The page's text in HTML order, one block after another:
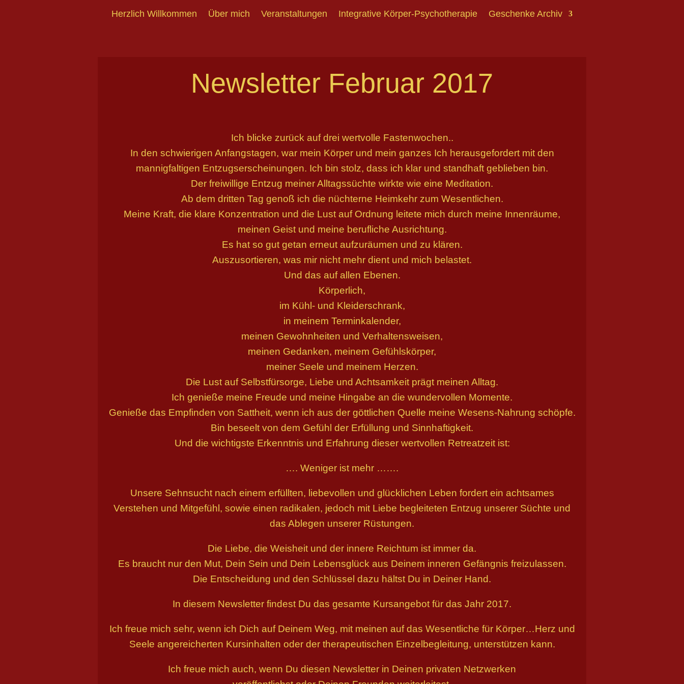
Herzlich Willkommen Über mich Veranstaltungen Integrative Körper-Psychotherapie Geschenke Archiv
Newsletter Februar 2017
Ich blicke zurück auf drei wertvolle Fastenwochen..
In den schwierigen Anfangstagen, war mein Körper und mein ganzes Ich herausgefordert mit den
mannigfaltigen Entzugserscheinungen. Ich bin stolz, dass ich klar und standhaft geblieben bin.
Der freiwillige Entzug meiner Alltagssüchte wirkte wie eine Meditation.
Ab dem dritten Tag genoß ich die nüchterne Heimkehr zum Wesentlichen.
Meine Kraft, die klare Konzentration und die Lust auf Ordnung leitete mich durch meine Innenräume,
meinen Geist und meine berufliche Ausrichtung.
Es hat so gut getan erneut aufzuräumen und zu klären.
Auszusortieren, was mir nicht mehr dient und mich belastet.
Und das auf allen Ebenen.
Körperlich,
im Kühl- und Kleiderschrank,
in meinem Terminkalender,
meinen Gewohnheiten und Verhaltensweisen,
meinen Gedanken, meinem Gefühlskörper,
meiner Seele und meinem Herzen.
Die Lust auf Selbstfürsorge, Liebe und Achtsamkeit prägt meinen Alltag.
Ich genieße meine Freude und meine Hingabe an die wundervollen Momente.
Genieße das Empfinden von Sattheit, wenn ich aus der göttlichen Quelle meine Wesens-Nahrung schöpfe.
Bin beseelt von dem Gefühl der Erfüllung und Sinnhaftigkeit.
Und die wichtigste Erkenntnis und Erfahrung dieser wertvollen Retreatzeit ist:
…. Weniger ist mehr …….
Unsere Sehnsucht nach einem erfüllten, liebevollen und glücklichen Leben fordert ein achtsames
Verstehen und Mitgefühl, sowie einen radikalen, jedoch mit Liebe begleiteten Entzug unserer Süchte und
das Ablegen unserer Rüstungen.
Die Liebe, die Weisheit und der innere Reichtum ist immer da.
Es braucht nur den Mut, Dein Sein und Dein Lebensglück aus Deinem inneren Gefängnis freizulassen.
Die Entscheidung und den Schlüssel dazu hältst Du in Deiner Hand.
In diesem Newsletter findest Du das gesamte Kursangebot für das Jahr 2017.
Ich freue mich sehr, wenn ich Dich auf Deinem Weg, mit meinen auf das Wesentliche für Körper…Herz und
Seele angereicherten Kursinhalten oder der therapeutischen Einzelbegleitung, unterstützen kann.
Ich freue mich auch, wenn Du diesen Newsletter in Deinen privaten Netzwerken